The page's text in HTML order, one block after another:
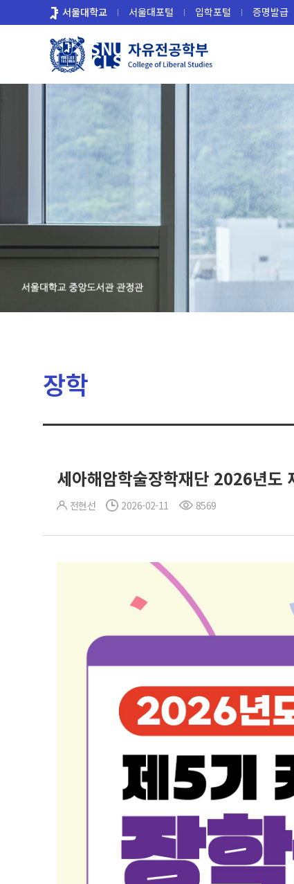
로
서울대학교 서울대포털 입학포털 증명발급
장학
세아해암학술장학재단 2026년도
전현선 2026-02-11 8569